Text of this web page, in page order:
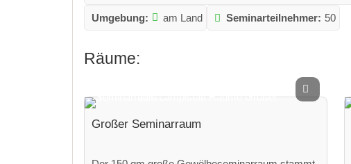
Umgebung: am Land Seminarteilnehmer: 50
Räume:
Großer Seminarraum